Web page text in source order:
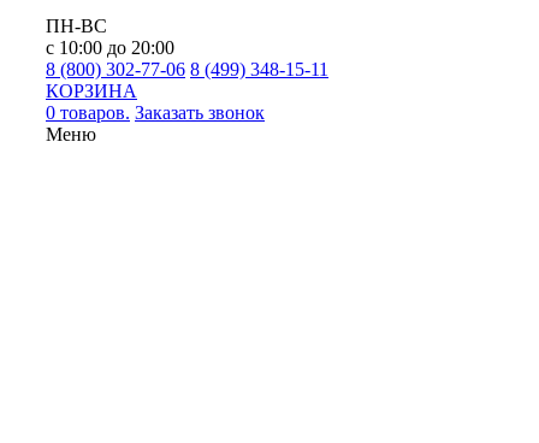
ПН-ВС
с 10:00 до 20:00
8 (800) 302-77-06 8 (499) 348-15-11
КОРЗИНА
0 товаров. Заказать звонок
Меню